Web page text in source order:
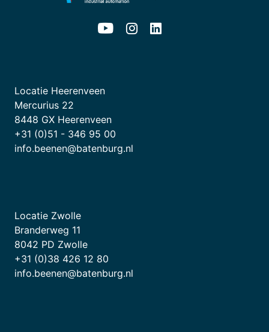
Locatie Heerenveen
Mercurius 22
8448 GX Heerenveen
+31 (0)51 - 346 95 00
info.beenen@batenburg.nl
Locatie Zwolle
Branderweg 11
8042 PD Zwolle
+31 (0)38 426 12 80
info.beenen@batenburg.nl